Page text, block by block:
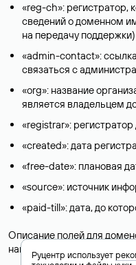
«reg-ch»: регистратор,
сведений о доменном
на передачу поддержки)
«admin-contact»:
связаться с
«org»: название
является владельцем
«registrar»:
«created»: дата
«free-date»: плановая
«source»: источник
«paid-till»: дата, до
Описание полей для
национальных доменах
Руцентр использует